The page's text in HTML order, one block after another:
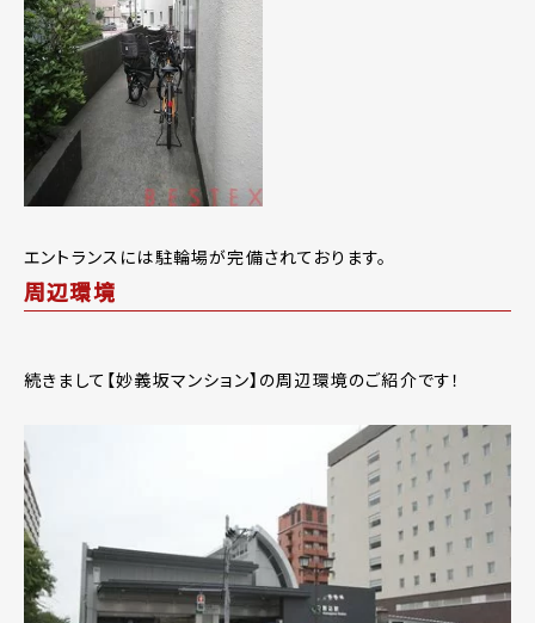
エントランスには駐輪場が完備されております。
周辺環境
続きまして【妙義坂マンション】の周辺環境のご紹介です！